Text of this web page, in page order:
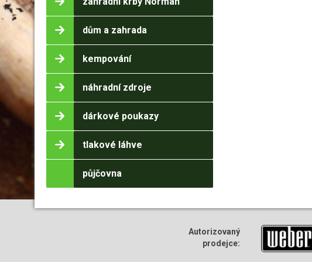
dům a zahrada
kempování
náhradní zdroje
dárkové poukazy
tlakové láhve
půjčovna
Autorizovaný
prodejce: